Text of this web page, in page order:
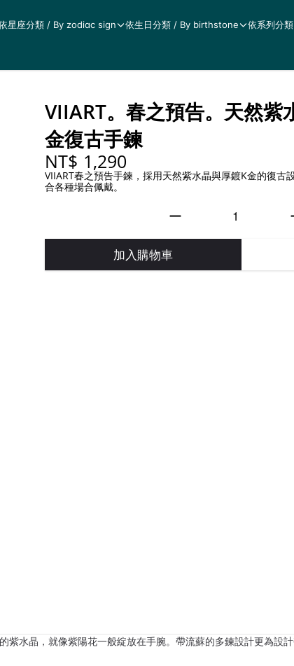
星座分類 / By zodiac sign 依生日分類 / By birthstone 依系列分
VIIART。春之預告。天然紫
金復古手鍊
NT$ 1,290
VIIART春之預告手鍊，採用天然紫水晶與厚鍍K金的復古
合各種場合佩戴。
加入購物車
水晶，就像紫陽花一般綻放在手腕。帶流蘇的多鍊設計更為設計